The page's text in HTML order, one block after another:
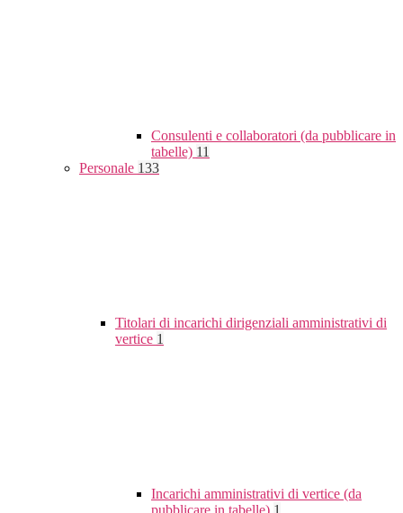
Consulenti e collaboratori (da pubblicare in
tabelle) 11
Personale 133
Titolari di incarichi dirigenziali amministrativi di
vertice 1
Incarichi amministrativi di vertice (da